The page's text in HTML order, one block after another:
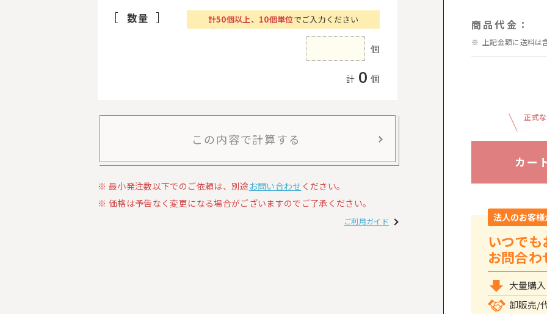
数量 計50個以上、 10個単位でご入力ください
個
計 0 個
この内容で計算する
最小発注数以下でのご依頼は、別途 お問い合わせ ください。
価格は予告なく変更になる場合がございますのでご了承ください。
ご利用ガイド
商品代金：
上記金額に送料は
正式
カー
法人のお客
いつで
お問合
大量購
卸販売/